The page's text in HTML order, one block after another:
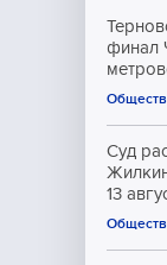
финал
Суд
13